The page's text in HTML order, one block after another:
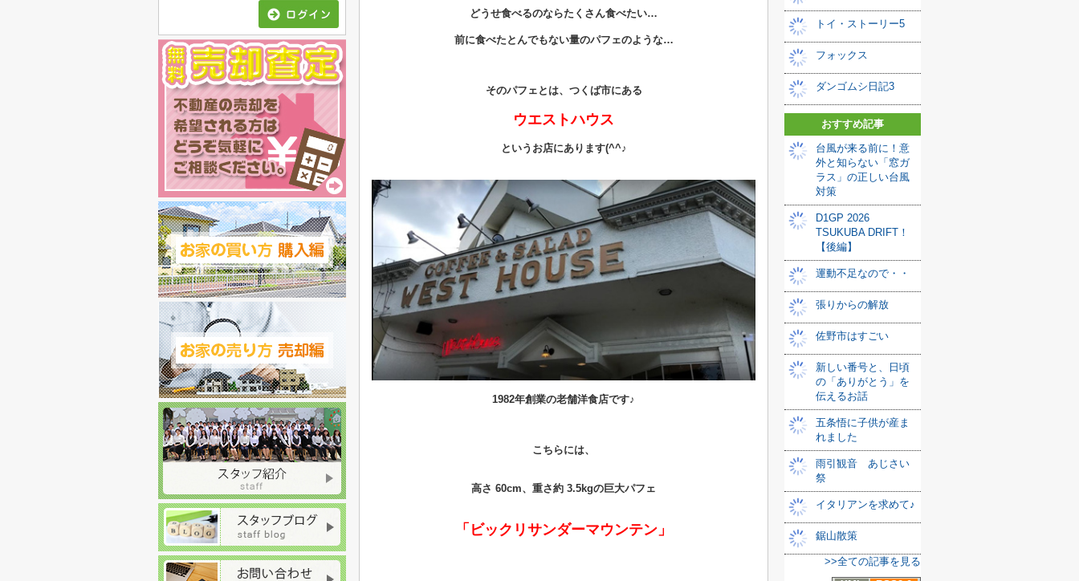
どうせ食べるのならたくさん食べたい…
前に食べたとんでもない量のパフェのような…
そのパフェとは、つくば市にある
ウエストハウス
というお店にあります(^^♪
1982年創業の老舗洋食店です♪
こちらには、
高さ 60cm、重さ約 3.5kgの巨大パフェ
「ビックリサンダーマウンテン」
トイ・ストーリー5
フォックス
ダンゴムシ日記3
おすすめ記事
台風が来る前に！意
外と知らない「窓ガ
ラス」の正しい台風
対策
D1GP 2026
TSUKUBA DRIFT！
【後編】
運動不足なので・・
張りからの解放
佐野市はすごい
新しい番号と、日頃
の「ありがとう」を
伝えるお話
五条悟に子供が産ま
れました
雨引観音 あじさい
祭
イタリアンを求めて♪
鋸山散策
>>全ての記事を見る